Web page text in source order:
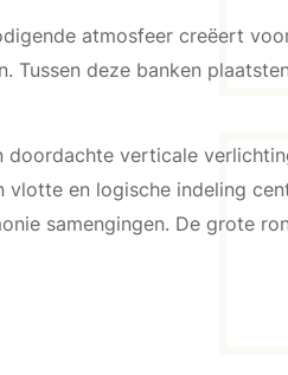
atmosfeer creëert
deze banken
verticale
en logische indeling
samengingen. De grote